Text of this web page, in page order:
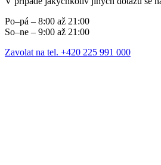
Po–pá – 8:00 až 21:00
So–ne – 9:00 až 21:00
Zavolat na tel. +420 225 991 000